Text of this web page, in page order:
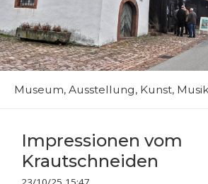
Museum, Ausstellung, Kunst,
Impressionen vom
Krautschneiden